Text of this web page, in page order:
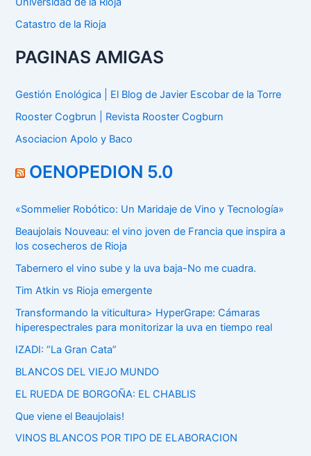
Catastro de la Rioja
PAGINAS AMIGAS
Gestión Enológica | El Blog de Javier Escobar de la Torre
Rooster Cogbrun | Revista Rooster Cogburn
Asociacion Apolo y Baco
OENOPEDION 5.0
«Sommelier Robótico: Un Maridaje de Vino y Tecnología»
Beaujolais Nouveau: el vino joven de Francia que inspira a
los cosecheros de Rioja
Tabernero el vino sube y la uva baja-No me cuadra.
Tim Atkin vs Rioja emergente
Transformando la viticultura> HyperGrape: Cámaras
hiperespectrales para monitorizar la uva en tiempo real
IZADI: “La Gran Cata”
BLANCOS DEL VIEJO MUNDO
EL RUEDA DE BORGOÑA: EL CHABLIS
Que viene el Beaujolais!
VINOS BLANCOS POR TIPO DE ELABORACION